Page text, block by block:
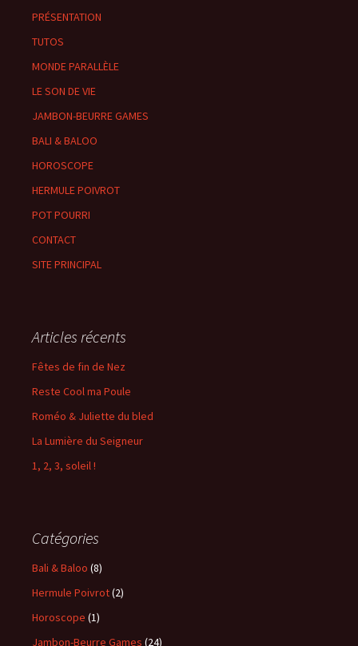
PRÉSENTATION
TUTOS
MONDE PARALLÈLE
LE SON DE VIE
JAMBON-BEURRE GAMES
BALI & BALOO
HOROSCOPE
HERMULE POIVROT
POT POURRI
CONTACT
SITE PRINCIPAL
Articles récents
Fêtes de fin de Nez
Reste Cool ma Poule
Roméo & Juliette du bled
La Lumière du Seigneur
1, 2, 3, soleil !
Catégories
Bali & Baloo (8)
Hermule Poivrot(2)
Horoscope (1)
Jambon-Beurre Games (24)